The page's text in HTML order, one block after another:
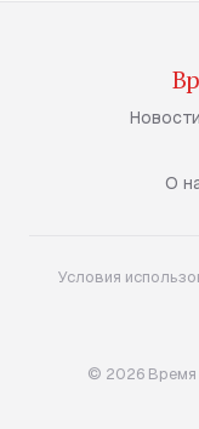
О
Условия
© 2026 Время